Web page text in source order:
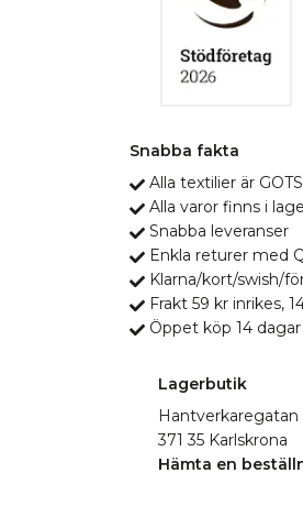
Snabba fakta
Alla textilier är
Alla varor finns i
Snabba leveranser
Enkla returer med
Klarna/kort/swish/
Frakt 59 kr inrikes,
Öppet köp 14 dagar
Lagerbutik
Hantverkaregatan
371 35 Karlskrona
Hämta en